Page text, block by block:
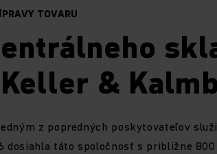
TOVARU
&
z popredných poskytovateľov
dosiahla táto spoločnosť s približne